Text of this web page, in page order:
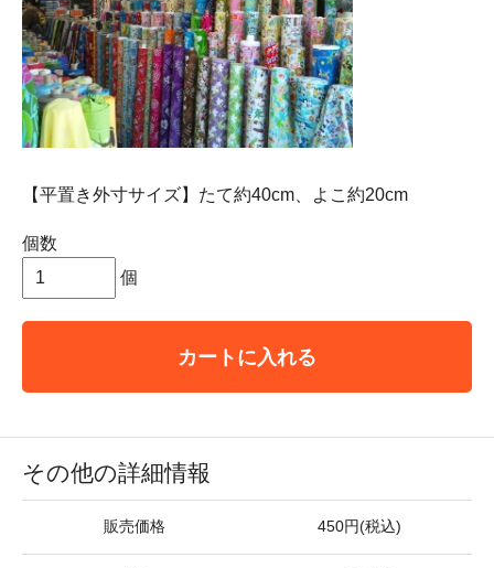
【平置き外寸サイズ】たて約40cm、よこ約20cm
個数
個
カートに入れる
その他の詳細情報
販売価格 450円(税込)